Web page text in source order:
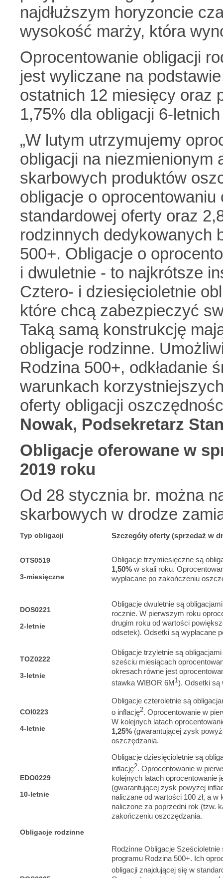
najdłuższym horyzoncie
wysokość marży, która
Oprocentowanie obligacji
jest wyliczane na
ostatnich 12 miesięcy oraz
1,75% dla obligacji 6-
„W lutym utrzymujemy
obligacji na niezmienionym
skarbowych produktów
obligacje o
standardowej oferty oraz
rodzinnych dedykowanych
500+. Obligacje o
i dwuletnie - to najkrótsze
Cztero- i dziesięcioletnie
które chcą zabezpieczyć
Taką samą konstrukcję
obligacje rodzinne.
Rodzina 500+, odkładanie
warunkach
oferty obligacji
Nowak, Podsekretarz
Obligacje oferowane w
2019 roku
Od 28 stycznia br. można
skarbowych w drodze
Typ obligacji Szczegóły oferty (sprzedaż w
OTS0519
3-miesięczne
Obligacje trzymiesięczne są
1,50% w skali roku.
wypłacane po zakończeniu
DOS0221
2-letnie
Obligacje dwuletnie są
rocznie. W pierwszym roku
drugim roku od wartości
odsetek). Odsetki są wypłacane
TOZ0222
3-letnie
Obligacje trzyletnie są
sześciu miesiącach
okresach równe jest
stawka WIBOR 6M1). Odsetki są
COI0223
4-letnie
Obligacje czteroletnie są
o inflację2. Oprocentowanie w
W kolejnych latach
1,25% (gwarantującej zysk
oszczędzania.
EDO0229
10-letnie
Obligacje dziesięcioletnie są
inflację2. Oprocentowanie w
kolejnych latach oprocentowanie
(gwarantującej zysk powyżej
naliczane od wartości 100 zł, a
naliczone za poprzedni rok (tzw.
zakończeniu oszczędzania.
Obligacje rodzinne
Rodzinne Obligacje
programu Rodzina 500+. Ich
obligacji znajdującej się w